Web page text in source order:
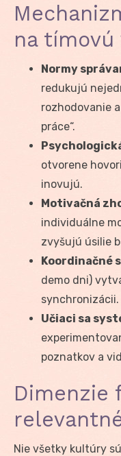
na tímovú
Normy
redukujú
rozhodovanie
práce“.
otvorene
inovujú.
Motivačná
individuálne
zvyšujú úsilie
Koordinačné
demo dni)
synchronizácii.
Učiaci sa
poznatkov a
Dimenzie
Nie všetky kultúry